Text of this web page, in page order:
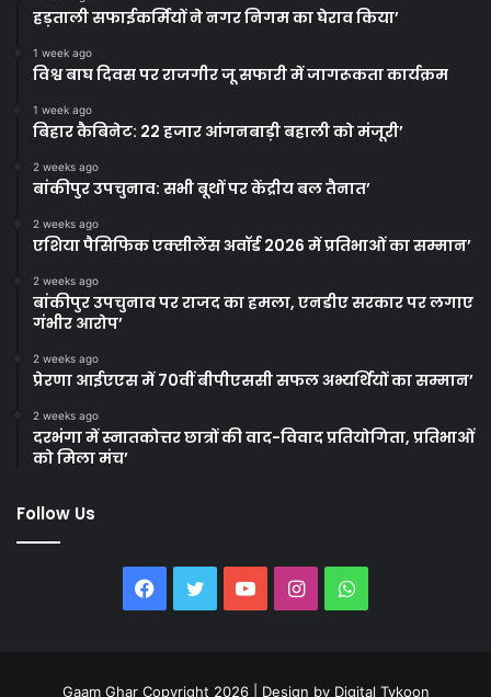
हड़ताली सफाईकर्मियों ने नगर निगम का घेराव किया’
1 week ago
विश्व बाघ दिवस पर राजगीर जू सफारी में जागरूकता कार्यक्रम
1 week ago
बिहार कैबिनेट: 22 हजार आंगनबाड़ी बहाली को मंजूरी’
2 weeks ago
बांकीपुर उपचुनाव: सभी बूथों पर केंद्रीय बल तैनात’
2 weeks ago
एशिया पैसिफिक एक्सीलेंस अवॉर्ड 2026 में प्रतिभाओं का सम्मान’
2 weeks ago
बांकीपुर उपचुनाव पर राजद का हमला, एनडीए सरकार पर लगाए
गंभीर आरोप’
2 weeks ago
प्रेरणा आईएएस में 70वीं बीपीएससी सफल अभ्यर्थियों का सम्मान’
2 weeks ago
दरभंगा में स्नातकोत्तर छात्रों की वाद-विवाद प्रतियोगिता, प्रतिभाओं
को मिला मंच’
Follow Us
Facebook
TwitterYouTubeInstagramWhatsApp
Gaam Ghar Copyright 2026 | Design by Digital Tykoon